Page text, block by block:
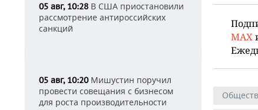
05 авг, 10:28 В США приостановили
рассмотрение антироссийских
санкций
05 авг, 10:20Мишустин поручил
провести совещания с бизнесом
для роста производительности
MAX